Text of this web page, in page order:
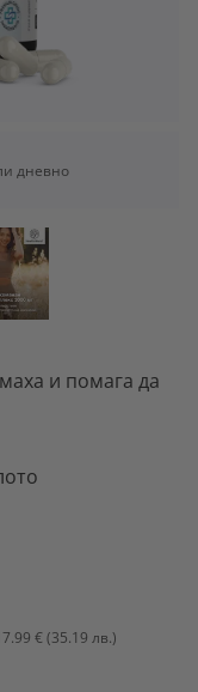
дневно
и помага да
€(35.19 лв.)